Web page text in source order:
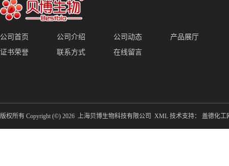
公司首页 公司介绍 公司动态
产品展厅
证书荣誉
联系方式 在线留言
版权所有 Copyright (©) 2026 上海贝博生物科技有限公司 XML 技术支持： 盖德化工